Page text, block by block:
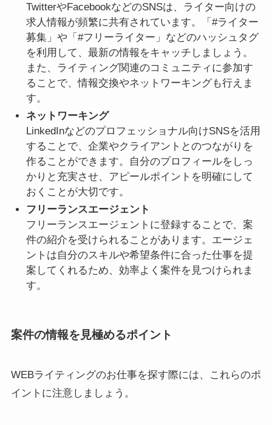
TwitterやFacebookなどのSNSは、ライター向けの
求人情報が頻繁に共有されています。「#ライター
募集」や「#フリーライター」などのハッシュタグ
を利用して、最新の情報をキャッチしましょう。
また、ライティング関連のコミュニティに参加す
ることで、情報交換やネットワーキングも行えま
す。
ネットワーキング
LinkedInなどのプロフェッショナル向けSNSを活用
することで、企業やクライアントとのつながりを
作ることができます。自分のプロフィールをしっ
かりと充実させ、アピールポイントを明確にして
おくことが大切です。
フリーランスエージェント
フリーランスエージェントに登録することで、案
件の紹介を受けられることがあります。エージェ
ントは自分のスキルや希望条件に合った仕事を提
案してくれるため、効率よく案件を見つけられま
す。
案件の情報を見極めるポイント
WEBライティングのお仕事を探す際には、これらのポ
イントに注意しましょう。